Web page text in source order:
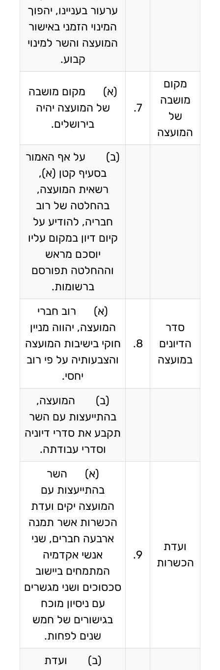
ערעור בעניינו, יהפוך
המינוי הזמני באישור
המועצה והשר למינוי
קבוע.
מקום
מושבה
של
המועצה
7.
(א) מקום מושבה
של המועצה יהיה
בירושלים.
(ב) על אף האמור
בסעיף קטן (א),
רשאית המועצה,
בהחלטה של רוב
חבריה, להודיע על
קיום דיון במקום עליו
יוסכם מראש
וההחלטה תפורסם
ברשומות.
סדר
הדיונים
במועצה
8.
(א) רוב חברי
המועצה, יהווה מניין
חוקי בישיבות המועצה
והצבעותיה על פי רוב
יחסי.
(ב) המועצה,
בהתייעצות עם השר
תקבע את סדרי דיוניה
וסדרי עבודתה.
ועדת
הכשרות
9.
(א) השר
בהתייעצות עם
המועצה יקים ועדת
הכשרות אשר תמנה
ארבעה חברים, שני
אנשי אקדמיה
המתמחים ביישוב
סכסוכים ושני מגשרים
עם ניסיון מוכח
בגישורים של חמש
שנים לפחות.
(ב) ועדת